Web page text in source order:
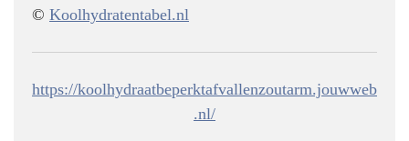
© Koolhydratentabel.nl
https://koolhydraatbeperktafvallenzoutarm.jouwweb
.nl/